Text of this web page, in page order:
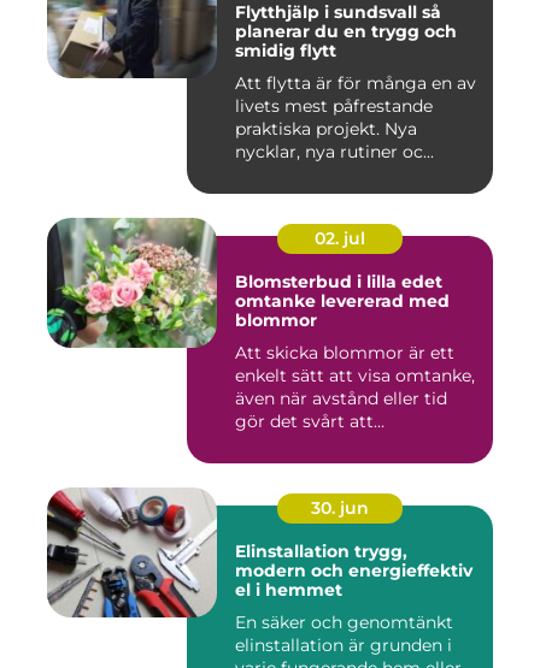
Flytthjälp i sundsvall så
planerar du en trygg och
smidig flytt
Att flytta är för många en av
livets mest påfrestande
praktiska projekt. Nya
nycklar, nya rutiner oc...
02. jul
Blomsterbud i lilla edet
omtanke levererad med
blommor
Att skicka blommor är ett
enkelt sätt att visa omtanke,
även när avstånd eller tid
gör det svårt att...
30. jun
Elinstallation trygg,
modern och energieffektiv
el i hemmet
En säker och genomtänkt
elinstallation är grunden i